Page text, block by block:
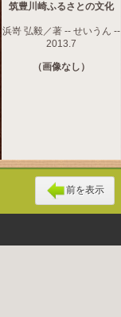
筑豊川崎ふるさとの文化
浜嵜 弘毅／著 -- せいうん --
2013.7
（画像なし）
前を表示